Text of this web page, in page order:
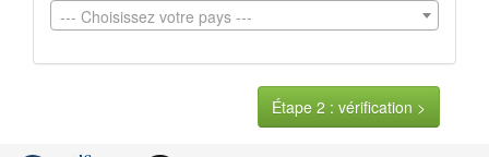
--- Choisissez votre pays ---
Étape 2 : vérification >